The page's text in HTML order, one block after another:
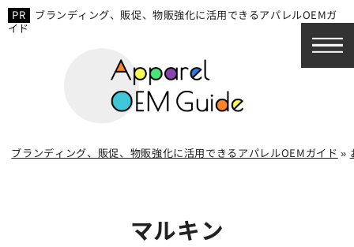
ブランディング、販促、物販強化に活用できるアパレルOEMガ
イド
ブランディング、販促、物販強化に活用できるアパレルOEMガイド »
マルキン